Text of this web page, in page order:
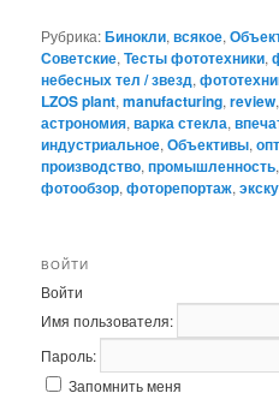
Рубрика:Бинокли,всякое,
Советские,Тесты фототехники,
небесных тел / звезд,
LZOS plant,manufacturing,review
астрономия,варка стекла,
индустриальное,Объективы,
производство,промышленность
фотообзор,фоторепортаж,
ВОЙТИ
Войти
Имя пользователя:
Пароль:
Запомнить меня